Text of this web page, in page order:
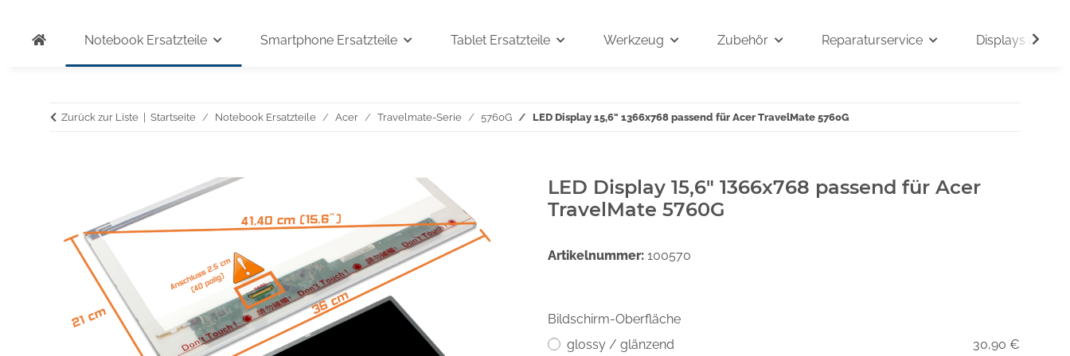
Notebook Ersatzteile Smartphone Ersatzteile Tablet Ersatzteile Werkzeug Zubehör Reparaturservice Displays auf
Zurück zur Liste Startseite Notebook Ersatzteile Acer Travelmate-Serie 5760G LED Display 15,6" 1366x768 passend für Acer TravelMate 5760G
LED Display 15,6" 1366x768 passend für Acer
TravelMate 5760G
Artikelnummer: 100570
Bildschirm-Oberfläche
glossy / glänzend
30,90 €